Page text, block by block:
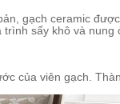
gạch ceramic
sấy khô và
viên gạch.